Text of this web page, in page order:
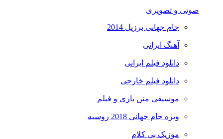
صوتی و تصویری
جام جهانی برزیل 2014
آهنگ ایرانی
دانلود فیلم ایرانی
دانلود فیلم خارجی
موسیقی متن بازی و فیلم
ویژه جام جهانی 2018 روسیه
موزیک بی کلام